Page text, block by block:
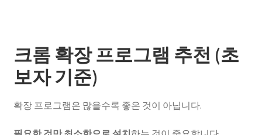
크롬 확장 프로그램 추천 (초
보자 기준)
확장 프로그램은 많을수록 좋은 것이 아닙니다.